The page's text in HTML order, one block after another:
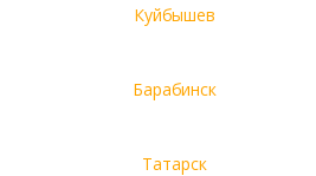
Куйбышев
Барабинск
Татарск